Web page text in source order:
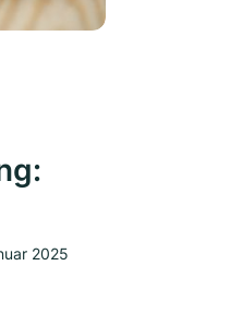
2025